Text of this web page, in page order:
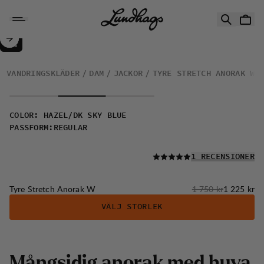
Tyre Stretch Anorak W
REA:
30%
VANDRINGSKLÄDER DAM JACKOR TYRE STRETCH ANORAK W
COLOR :
HAZEL/DK SKY BLUE
PASSFORM : REGULAR
LÄS ALLA
1 RECENSIONER
Tyre Stretch Anorak W Originalpris:
1 750 krReapris:
1 225 kr
VÄLJ STORLEK